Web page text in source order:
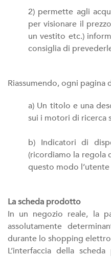
2) permette agli
per visionare il
un vestito etc.)
consiglia di
Riassumendo, ogni
a) Un titolo e una
sui i motori di ricerca
b) Indicatori di
(ricordiamo la regola
questo modo
La scheda prodotto
In un negozio reale, la
assolutamente
durante lo shopping
L’interfaccia della